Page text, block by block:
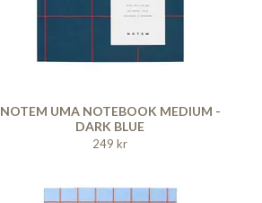
NOTEM UMA NOTEBOOK MEDIUM -
DARK BLUE
249 kr